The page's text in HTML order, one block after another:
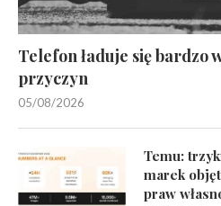
Telefon ładuje się bardzo
przyczyn
05/08/2026
Temu:
marek
praw